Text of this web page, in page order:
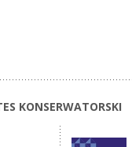
KONSERWATORSKI